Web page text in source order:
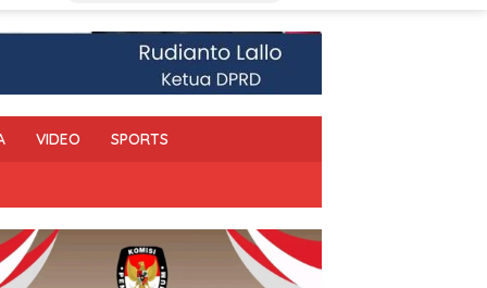
VIDEO SPORTS